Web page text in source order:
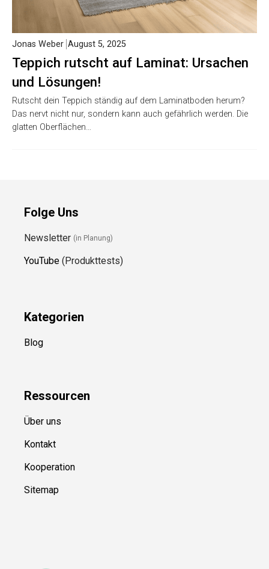
Teppich rutscht auf Laminat: Ursachen
und Lösungen!
Jonas Weber August 5, 2025
Rutscht dein Teppich ständig auf dem Laminatboden herum?
Das nervt nicht nur, sondern kann auch gefährlich werden. Die
glatten Oberflächen…
Folge Uns
Newsletter (in Planung)
YouTube (Produkttests)
Kategorien
Blog
Ressourcen
Über uns
Kontakt
Kooperation
Sitemap